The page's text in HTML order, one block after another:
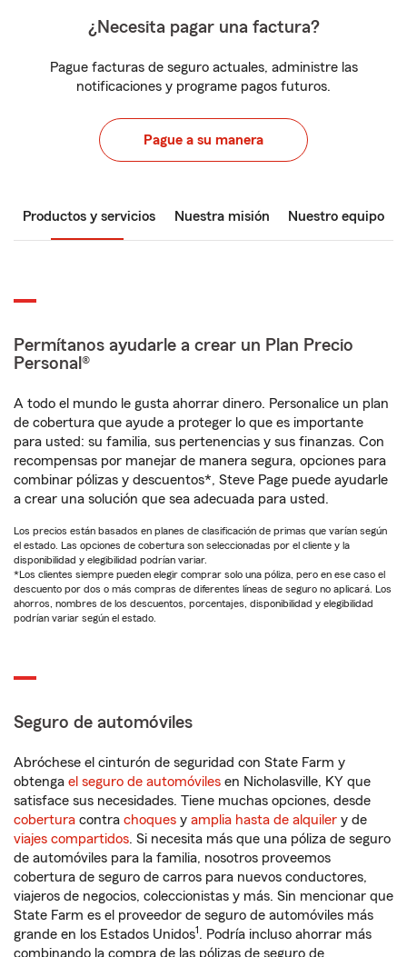
¿Necesita pagar una factura?
Pague facturas de seguro actuales, administre las
notificaciones y programe pagos futuros.
Pague a su manera
Productos y servicios Nuestra misión Nuestro equipo
Permítanos ayudarle a crear un Plan Precio
Personal®
A todo el mundo le gusta ahorrar dinero. Personalice un plan
de cobertura que ayude a proteger lo que es importante
para usted: su familia, sus pertenencias y sus finanzas. Con
recompensas por manejar de manera segura, opciones para
combinar pólizas y descuentos*, Steve Page puede ayudarle
a crear una solución que sea adecuada para usted.
Los precios están basados en planes de clasificación de primas que varían según
el estado. Las opciones de cobertura son seleccionadas por el cliente y la
disponibilidad y elegibilidad podrían variar.
*Los clientes siempre pueden elegir comprar solo una póliza, pero en ese caso el
descuento por dos o más compras de diferentes líneas de seguro no aplicará. Los
ahorros, nombres de los descuentos, porcentajes, disponibilidad y elegibilidad
podrían variar según el estado.
Seguro de automóviles
Abróchese el cinturón de seguridad con State Farm y
obtenga el seguro de automóviles en Nicholasville, KY que
satisface sus necesidades. Tiene muchas opciones, desde
cobertura contra choques y amplia hasta de alquiler y de
viajes compartidos. Si necesita más que una póliza de seguro
de automóviles para la familia, nosotros proveemos
cobertura de seguro de carros para nuevos conductores,
viajeros de negocios, coleccionistas y más. Sin mencionar que
State Farm es el proveedor de seguro de automóviles más
grande en los Estados Unidos1. Podría incluso ahorrar más
combinando la compra de las pólizas de seguro de